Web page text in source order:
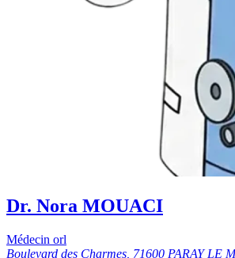
Dr. Nora MOUACI
Médecin orl
Boulevard des Charmes, 71600 PARAY LE